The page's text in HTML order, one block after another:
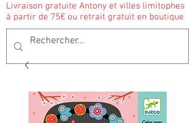
Livraison gratuite Antony et villes limitophes
à partir de 75€ ou retrait gratuit en boutique